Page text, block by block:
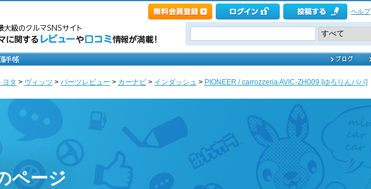
ヘルプ
ヨタ > ヴィッツ > パーツレビュー > カーナビ > インダッシュ > PIONEER / carrozzeria AVIC-ZH009 [ゆろりんパパ]
ページ